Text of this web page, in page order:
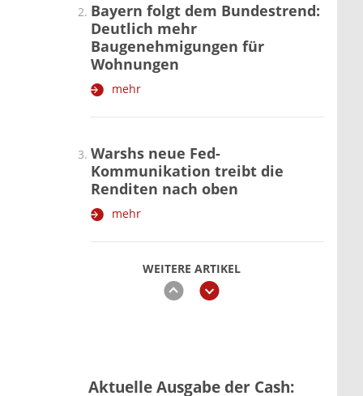
WEITERE ARTIKEL
zurückweiter
Bayern folgt dem Bundestrend:
Deutlich mehr
Baugenehmigungen für
Wohnungen
mehr
Warshs neue Fed-
Kommunikation treibt die
Renditen nach oben
mehr
Mieter die Wohnung öffnen
Aktuelle Ausgabe der Cash: